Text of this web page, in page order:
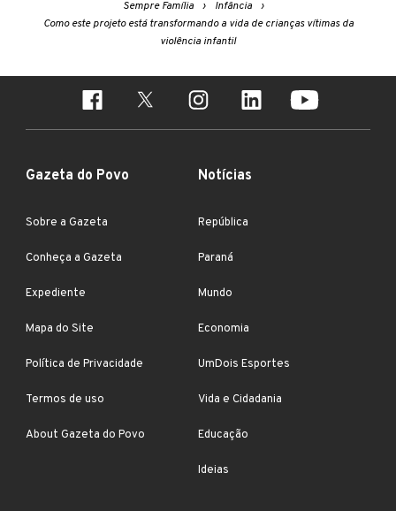
Sempre Família
Infância
Como este projeto está transformando a vida de crianças vítimas da
violência infantil
Gazeta do Povo
Sobre a Gazeta
Conheça a Gazeta
Expediente
Mapa do Site
Política de Privacidade
Termos de uso
About Gazeta do Povo
Notícias
República
Paraná
Mundo
Economia
UmDois Esportes
Vida e Cidadania
Educação
Ideias